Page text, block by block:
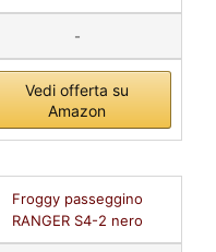
-
Vedi offerta su
Amazon
Froggy passeggino
RANGER S4-2 nero